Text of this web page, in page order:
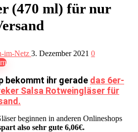
(470 ml) für nur
im-Netz 3. Dezember 2021 0
bekommt ihr gerade das 6er-
Salsa Rotweingläser für
beginnen in anderen Onlineshops
also sehr gute 6,06€.